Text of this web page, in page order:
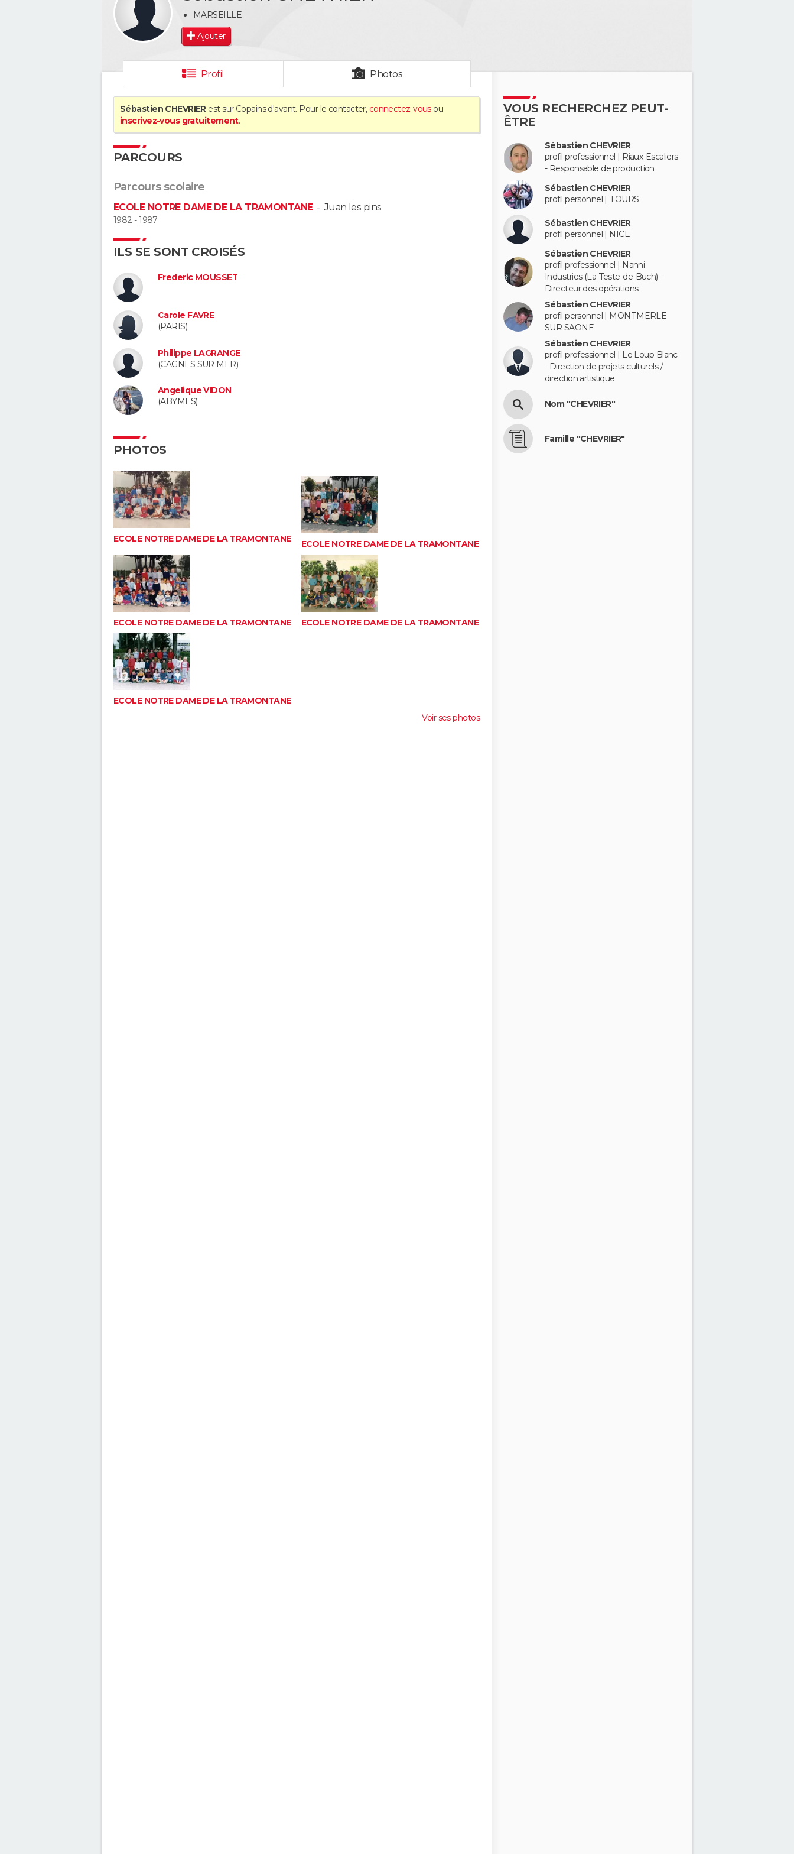
MARSEILLE
Ajouter
Profil Photos
Sébastien CHEVRIER est sur Copains d'avant. Pour le contacter, connectez-vousou
inscrivez-vous gratuitement.
PARCOURS
Parcours scolaire
ECOLE NOTRE DAME DE LA TRAMONTANE-Juan les pins
1982 - 1987
ILS SE SONT CROISÉS
Frederic MOUSSET
Carole FAVRE
(PARIS)
Philippe LAGRANGE
(CAGNES SUR MER)
Angelique VIDON
(ABYMES)
PHOTOS
ECOLE NOTRE DAME DE LA TRAMONTANE ECOLE NOTRE DAME DE LA TRAMONTANE
ECOLE NOTRE DAME DE LA TRAMONTANE ECOLE NOTRE DAME DE LA TRAMONTANE
ECOLE NOTRE DAME DE LA TRAMONTANE
Voir ses photos
VOUS RECHERCHEZ PEUT-
ÊTRE
Sébastien CHEVRIER
profil professionnel | Riaux Escaliers
- Responsable de production
Sébastien CHEVRIER
profil personnel | TOURS
Sébastien CHEVRIER
profil personnel | NICE
Sébastien CHEVRIER
profil professionnel | Nanni
Industries (La Teste-de-Buch) -
Directeur des opérations
Sébastien CHEVRIER
profil personnel | MONTMERLE
SUR SAONE
Sébastien CHEVRIER
profil professionnel | Le Loup Blanc
- Direction de projets culturels /
direction artistique
Nom "CHEVRIER"
Famille "CHEVRIER"